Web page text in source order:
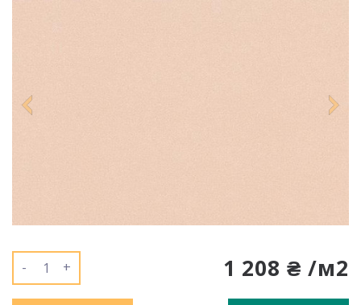
1 208 ₴ /м2
- +